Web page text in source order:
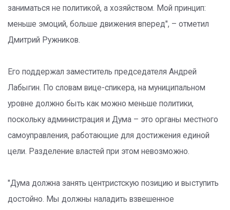
заниматься не политикой, а хозяйством. Мой принцип:
меньше эмоций, больше движения вперед", – отметил
Дмитрий Ружников.
Его поддержал заместитель председателя Андрей
Лабыгин. По словам вице-спикера, на муниципальном
уровне должно быть как можно меньше политики,
поскольку администрация и Дума – это органы местного
самоуправления, работающие для достижения единой
цели. Разделение властей при этом невозможно.
"Дума должна занять центристскую позицию и выступить
достойно. Мы должны наладить взвешенное